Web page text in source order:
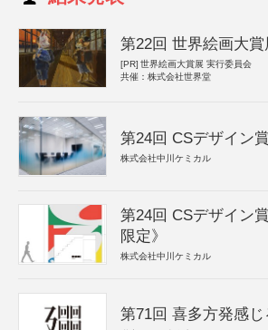
第22回 世界絵画大賞
[PR] 世界絵画大賞展 実行委員会
共催：株式会社世界堂
第24回 CSデザイン
株式会社中川ケミカル
第24回 CSデザイン
限定》
株式会社中川ケミカル
第71回 喜多方発感